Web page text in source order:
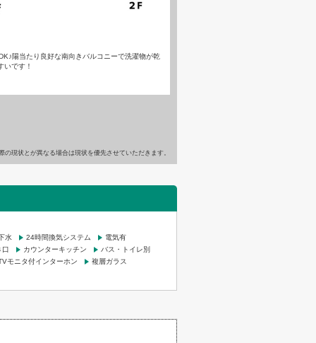
陽当たり良好な南向きバルコニーで洗濯物が乾
いです！
の現状とが異なる場合は現状を優先させていただきます。
水 24時間換気システム
電気有
口
カウンターキッチン
バス・トイレ別
モニタ付インターホン
複層ガラス